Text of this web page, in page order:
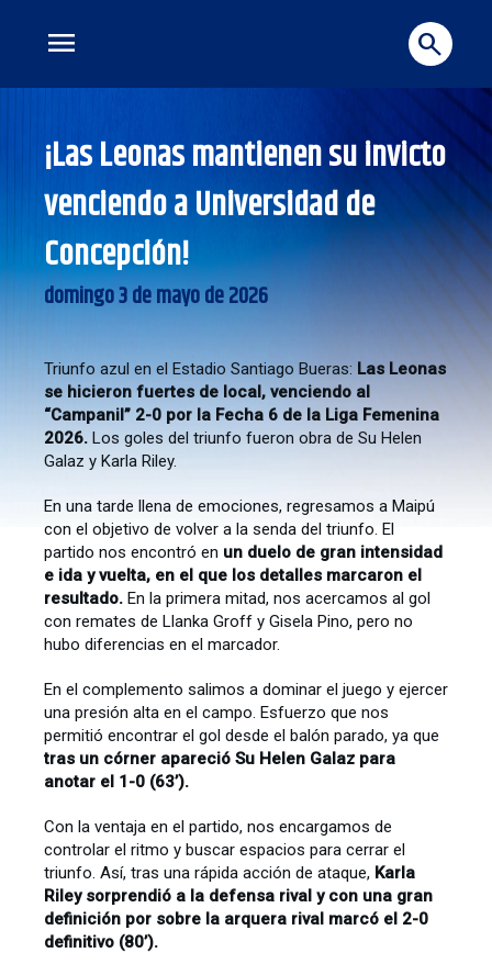
menu search
¡Las Leonas mantienen su invicto
venciendo a Universidad de
Concepción!
domingo 3 de mayo de 2026
Triunfo azul en el Estadio Santiago Bueras: Las Leonas
se hicieron fuertes de local, venciendo al
“Campanil” 2-0 por la Fecha 6 de la Liga Femenina
2026. Los goles del triunfo fueron obra de Su Helen
Galaz y Karla Riley.
En una tarde llena de emociones, regresamos a Maipú
con el objetivo de volver a la senda del triunfo. El
partido nos encontró en un duelo de gran intensidad
e ida y vuelta, en el que los detalles marcaron el
resultado. En la primera mitad, nos acercamos al gol
con remates de Llanka Groff y Gisela Pino, pero no
hubo diferencias en el marcador.
En el complemento salimos a dominar el juego y ejercer
una presión alta en el campo. Esfuerzo que nos
permitió encontrar el gol desde el balón parado, ya que
tras un córner apareció Su Helen Galaz para
anotar el 1-0 (63’).
Con la ventaja en el partido, nos encargamos de
controlar el ritmo y buscar espacios para cerrar el
triunfo. Así, tras una rápida acción de ataque, Karla
Riley sorprendió a la defensa rival y con una gran
definición por sobre la arquera rival marcó el 2-0
definitivo (80’).